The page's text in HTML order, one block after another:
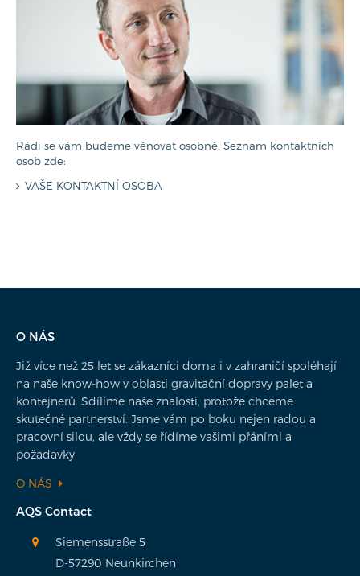
Rádi se vám budeme věnovat osobně. Seznam kontaktních
osob zde:
VAŠE KONTAKTNÍ OSOBA
O NÁS
Již více než 25 let se zákazníci doma i v zahraničí spoléhají
na naše know-how v oblasti gravitační dopravy palet a
kontejnerů. Sdílíme naše znalosti, protože chceme
skutečné partnerství. Jsme vám po boku nejen radou a
pracovní silou, ale vždy se řídíme vašimi přáními a
požadavky.
O NÁS
AQS Contact
Siemensstraße 5
D-57290 Neunkirchen